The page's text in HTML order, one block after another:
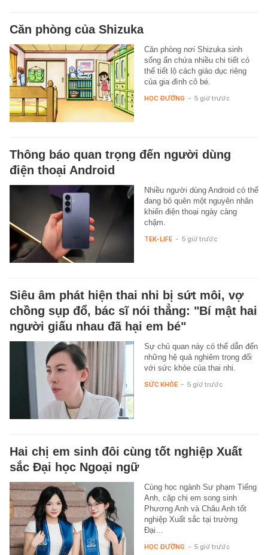
Căn phòng của Shizuka
Căn phòng nơi Shizuka sinh
sống ẩn chứa nhiều chi tiết có
thể tiết lộ cách giáo dục riêng
của gia đình cô bé.
HỌC ĐƯỜNG - 5 giờ trước
Thông báo quan trọng đến người dùng
điện thoại Android
Nhiều người dùng Android có thể
đang bỏ quên một nguyên nhân
khiến điện thoại ngày càng
chậm.
TEK-LIFE - 5 giờ trước
Siêu âm phát hiện thai nhi bị sứt môi, vợ
chồng sụp đổ, bác sĩ nói thẳng: "Bí mật hai
người giấu nhau đã hại em bé"
Sự chủ quan này có thể dẫn đến
những hệ quả nghiêm trọng đối
với sức khỏe của thai nhi.
SỨC KHỎE - 5 giờ trước
Hai chị em sinh đôi cùng tốt nghiệp Xuất
sắc Đại học Ngoại ngữ
Cùng học ngành Sư phạm Tiếng
Anh, cặp chị em song sinh
Phương Anh và Châu Anh tốt
nghiệp Xuất sắc tại trường
Đại…
HỌC ĐƯỜNG - 5 giờ trước